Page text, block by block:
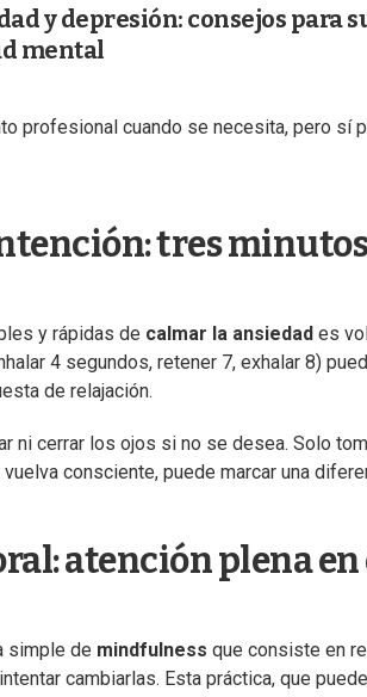
y depresión: consejos para
mental
profesional cuando se necesita, pero sí
tres
y rápidas de calmar la ansiedad es
4 segundos, retener 7, exhalar 8)
de relajación.
ni cerrar los ojos si no se desea. Solo
consciente, puede marcar una
atención plena
simple de mindfulness que consiste en
cambiarlas. Esta práctica, que